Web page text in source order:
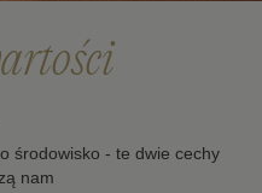
środowisko - te dwie cechy
nam